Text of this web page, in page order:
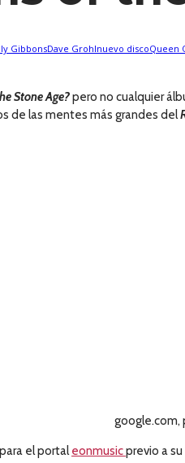
GibbonsDave Grohlnuevo discoQueen
Stone Age?pero no cualquier
de las mentes más grandes del
google.com,
el portaleonmusicprevio a